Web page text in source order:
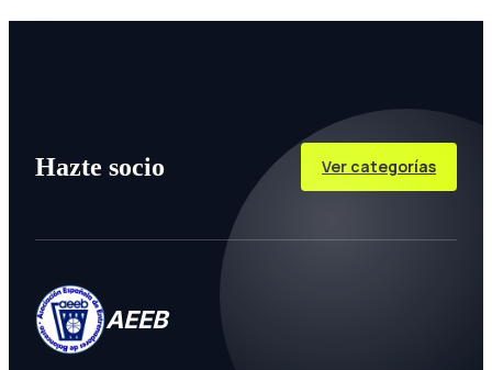
Hazte socio Ver categorías
AEEB